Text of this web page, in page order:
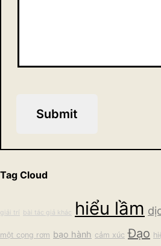
Submit
Tag Cloud
giải trí bài tác giả khác hiểu lầm
một cọng rơm bạo hành cảm xúc Đạo